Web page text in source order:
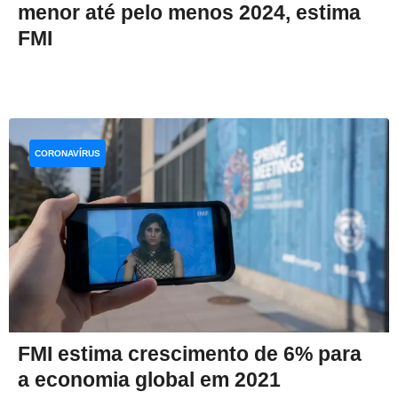
menor até pelo menos 2024, estima
FMI
FMI estima crescimento de 6% para
a economia global em 2021
CORONAVÍRUS